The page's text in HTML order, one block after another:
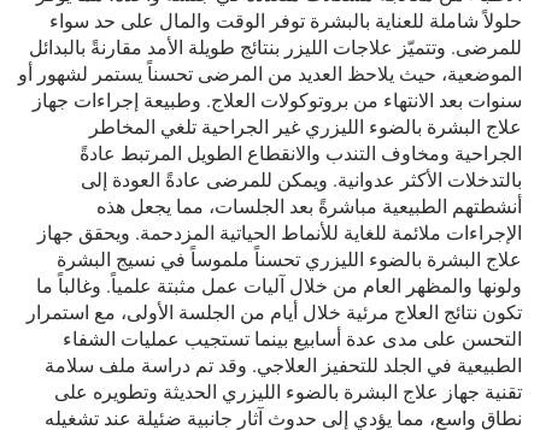
حلولاً شاملة للعناية بالبشرة توفر الوقت والمال على حد سواء
للمرضى. وتتميّز علاجات الليزر بنتائج طويلة الأمد مقارنةً بالبدائل
الموضعية، حيث يلاحظ العديد من المرضى تحسناً يستمر لشهور أو
سنوات بعد الانتهاء من بروتوكولات العلاج. وطبيعة إجراءات جهاز
علاج البشرة بالضوء الليزري غير الجراحية تلغي المخاطر
الجراحية ومخاوف التندب والانقطاع الطويل المرتبط عادةً
بالتدخلات الأكثر عدوانية. ويمكن للمرضى عادةً العودة إلى
أنشطتهم الطبيعية مباشرةً بعد الجلسات، مما يجعل هذه
الإجراءات ملائمة للغاية للأنماط الحياتية المزدحمة. ويحقق جهاز
علاج البشرة بالضوء الليزري تحسناً ملموساً في نسيج البشرة
ولونها والمظهر العام من خلال آليات عمل مثبتة علمياً. وغالباً ما
تكون نتائج العلاج مرئية خلال أيام من الجلسة الأولى، مع استمرار
التحسن على مدى عدة أسابيع بينما تستجيب عمليات الشفاء
الطبيعية في الجلد للتحفيز العلاجي. وقد تم دراسة ملف سلامة
تقنية جهاز علاج البشرة بالضوء الليزري الحديثة وتطويره على
نطاق واسع، مما يؤدي إلى حدوث آثار جانبية ضئيلة عند تشغيله